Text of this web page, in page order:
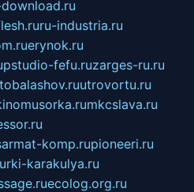
ru-industria.ru
erynok.ru
fefu.ruzarges-ru.ru
utrovortu.ru
mkcslava.ru
komp.rupioneeri.ru
karakulya.ru
ecolog.org.ru